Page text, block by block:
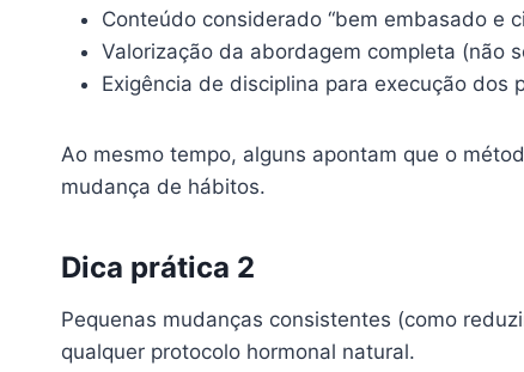
Conteúdo considerado “bem embasado e
Valorização da abordagem completa (não
Exigência de disciplina para execução dos
Ao mesmo tempo, alguns apontam que o
mudança de hábitos.
Dica prática 2
Pequenas mudanças consistentes (como
qualquer protocolo hormonal natural.